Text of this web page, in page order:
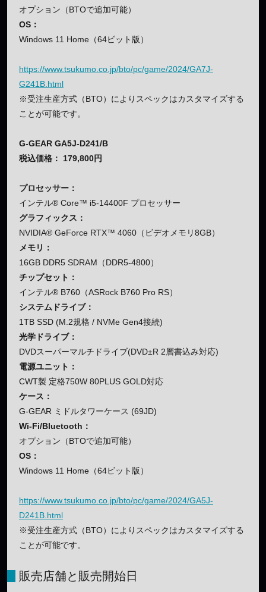
オプション（BTOで追加可能）
OS：
Windows 11 Home（64ビット版）
https://www.tsukumo.co.jp/bto/pc/game/2024/GA7J-
G241B.html
※受注生産方式（BTO）によりスペックはカスタマイズする
ことが可能です。
G-GEAR GA5J-D241/B
税込価格： 179,800円
プロセッサー：
インテル® Core™ i5-14400F プロセッサー
グラフィックス：
NVIDIA® GeForce RTX™ 4060（ビデオメモリ8GB）
メモリ：
16GB DDR5 SDRAM（DDR5-4800）
チップセット：
インテル® B760（ASRock B760 Pro RS）
システムドライブ：
1TB SSD (M.2規格 / NVMe Gen4接続)
光学ドライブ：
DVDスーパーマルチドライブ(DVD±R 2層書込み対応)
電源ユニット：
CWT製 定格750W 80PLUS GOLD対応
ケース：
G-GEAR ミドルタワーケース (69JD)
Wi-Fi/Bluetooth：
オプション（BTOで追加可能）
OS：
Windows 11 Home（64ビット版）
https://www.tsukumo.co.jp/bto/pc/game/2024/GA5J-
D241B.html
※受注生産方式（BTO）によりスペックはカスタマイズする
ことが可能です。
販売店舗と販売開始日